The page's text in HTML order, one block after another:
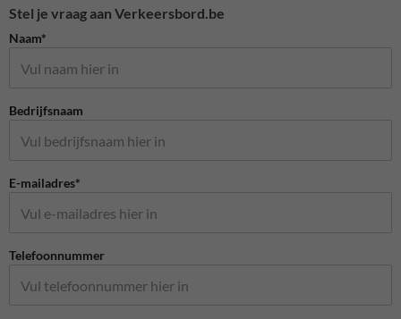
Stel je vraag aan Verkeersbord.be
Naam*
Bedrijfsnaam
E-mailadres*
Telefoonnummer